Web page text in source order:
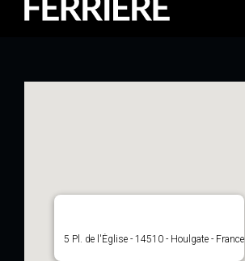
5 Pl. de l'Église - 14510 - Houlgate - France